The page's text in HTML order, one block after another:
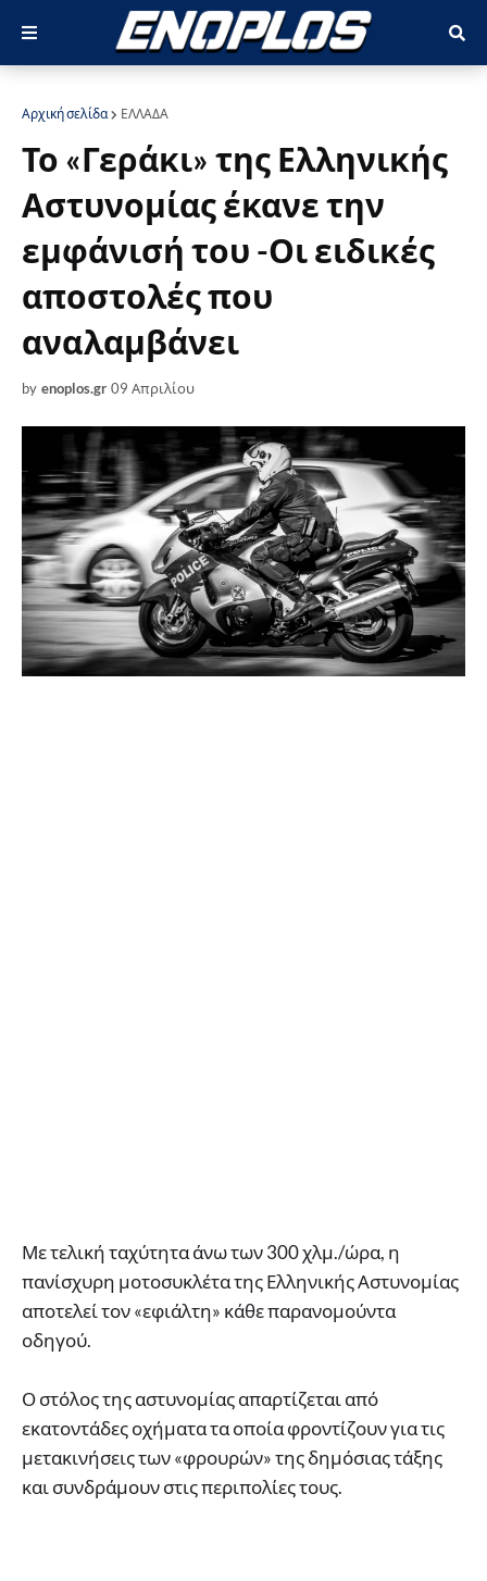
Αρχική σελίδα ΕΛΛΑΔΑ
Το «Γεράκι» της Ελληνικής
Αστυνομίας έκανε την
εμφάνισή του -Οι ειδικές
αποστολές που
αναλαμβάνει
by enoplos.gr 09 Απριλίου
Με τελική ταχύτητα άνω των 300 χλμ./ώρα, η
πανίσχυρη μοτοσυκλέτα της Ελληνικής Αστυνομίας
αποτελεί τον «εφιάλτη» κάθε παρανομούντα
οδηγού.
Ο στόλος της αστυνομίας απαρτίζεται από
εκατοντάδες οχήματα τα οποία φροντίζουν για τις
μετακινήσεις των «φρουρών» της δημόσιας τάξης
και συνδράμουν στις περιπολίες τους.